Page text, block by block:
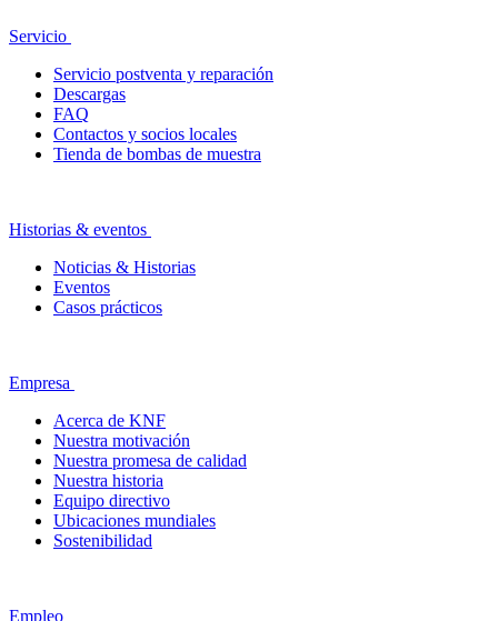
Servicio
Servicio postventa y reparación
Descargas
FAQ
Contactos y socios locales
Tienda de bombas de muestra
Historias & eventos
Noticias & Historias
Eventos
Casos prácticos
Empresa
Acerca de KNF
Nuestra motivación
Nuestra promesa de calidad
Nuestra historia
Equipo directivo
Ubicaciones mundiales
Sostenibilidad
Empleo